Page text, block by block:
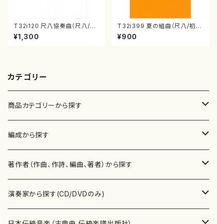
T32i120 尺八協奏曲（尺八/二
代 山本邦山/尺八/都山式譜）都
山流公刊楽譜曲番:569
¥1,300
T32i399 夏の組曲（尺八/初代
山川園松/楽譜）都山流公刊楽譜
曲番:2104
¥900
カテゴリー
商品カテゴリーから探す
楽譜
書籍
書籍
テキストブック
CD・DVD
編成から探す
邦楽器
箏・琴（ソロ）
箏・琴（合奏）
合唱
混声合唱
著作者（作曲、作詩、編曲、著者）から探す
あ行
青木省三(アオキ ショウゾウ)
演奏家から探す(CD/DVDのみ)